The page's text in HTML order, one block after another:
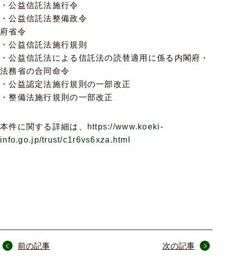
・公益信託法施行令
・公益信託法整備政令
府省令
・公益信託法施行規則
・公益信託法による信託法の読替適用に係る内閣府・
法務省の合同命令
・公益認定法施行規則の一部改正
・整備法施行規則の一部改正
本件に関する詳細は、
https://www.koeki-
info.go.jp/trust/c1r6vs6xza.html
投
前の記事 次の記事